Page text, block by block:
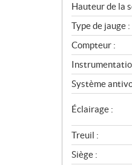
Hauteur de la
Type de jauge :
Compteur :
Système
Éclairage :
Treuil :
Siège :